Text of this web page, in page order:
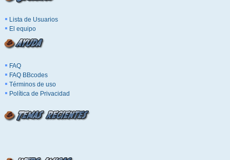
Lista de Usuarios
El equipo
FAQ
FAQ BBcodes
Términos de uso
Política de Privacidad